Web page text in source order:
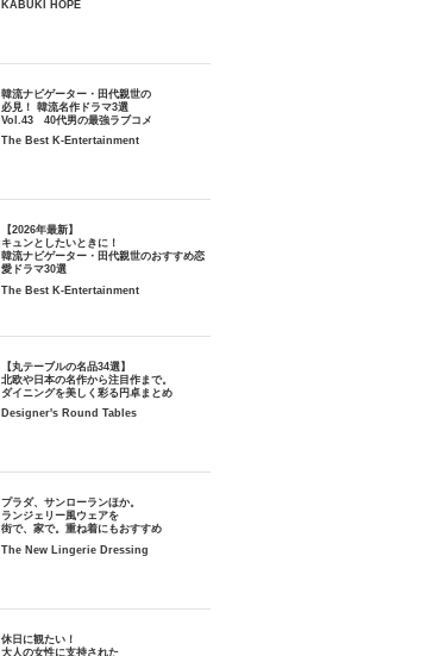
KABUKI HOPE
韓流ナビゲーター・田代親世の
必見！ 韓流名作ドラマ3選
Vol.43 40代男の最強ラブコメ
The Best K-Entertainment
【2026年最新】
キュンとしたいときに！
韓流ナビゲーター・田代親世のおすすめ恋
愛ドラマ30選
The Best K-Entertainment
【丸テーブルの名品34選】
北欧や日本の名作から注目作まで。
ダイニングを美しく彩る円卓まとめ
Designer's Round Tables
プラダ、サンローランほか。
ランジェリー風ウェアを
街で、家で。重ね着にもおすすめ
The New Lingerie Dressing
休日に観たい！
大人の女性に支持された